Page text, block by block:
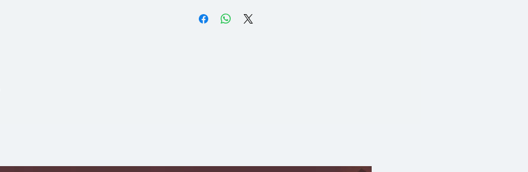
ยินดีต้อนรับสู่ "เรือนมัจฉา" เหลาสุราปีศาจแห่งความ